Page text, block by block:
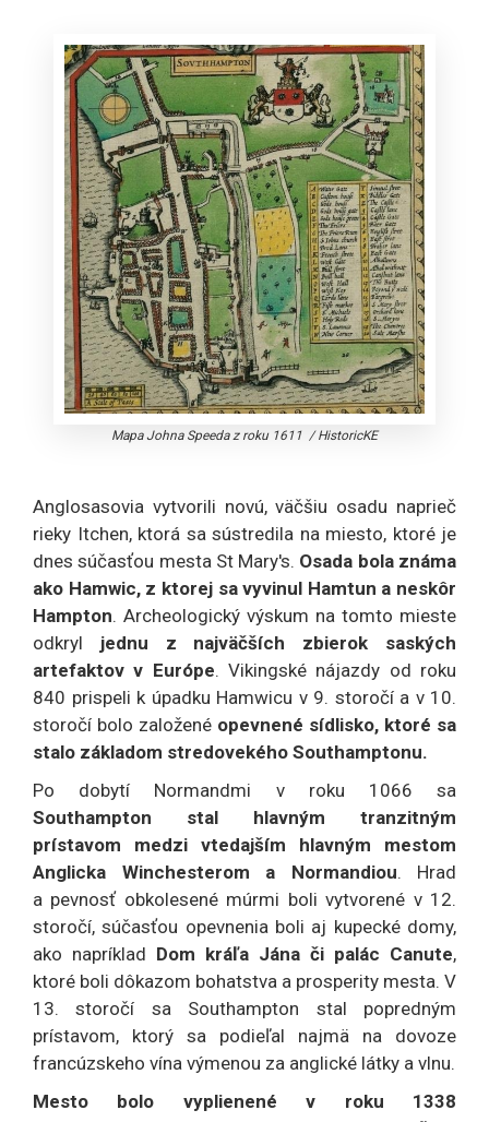
Mapa Johna Speeda z roku 1611 /HistoricKE
Anglosasovia vytvorili novú, väčšiu osadu naprieč
rieky Itchen, ktorá sa sústredila na miesto, ktoré je
dnes súčasťou mesta St Mary's. Osada bola známa
ako Hamwic, z ktorej sa vyvinul Hamtun a neskôr
Hampton. Archeologický výskum na tomto mieste
odkryl jednu z najväčších zbierok saských
artefaktov v Európe. Vikingské nájazdy od roku
840 prispeli k úpadku Hamwicu v 9. storočí a v 10.
storočí bolo založené opevnené sídlisko, ktoré sa
stalo základom stredovekého Southamptonu.
Po dobytí Normandmi v roku 1066 sa
Southampton stal hlavným tranzitným
prístavom medzi vtedajším hlavným mestom
Anglicka Winchesterom a Normandiou. Hrad
a pevnosť obkolesené múrmi boli vytvorené v 12.
storočí, súčasťou opevnenia boli aj kupecké domy,
ako napríklad Dom kráľa Jána či palác Canute,
ktoré boli dôkazom bohatstva a prosperity mesta. V
13. storočí sa Southampton stal popredným
prístavom, ktorý sa podieľal najmä na dovoze
francúzskeho vína výmenou za anglické látky a vlnu.
Mesto bolo vyplienené v roku 1338